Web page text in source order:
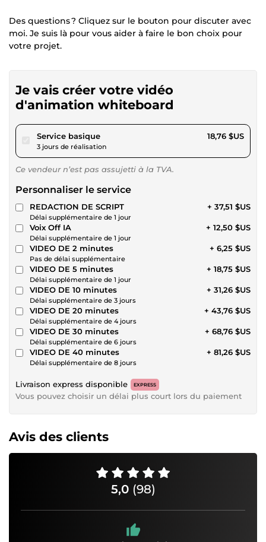
Des questions ? Cliquez sur le bouton pour discuter avec
moi. Je suis là pour vous aider à faire le bon choix pour
votre projet.
Je vais créer votre vidéo
d'animation whiteboard
Service basiquepour 17,28 $US
3 jours de réalisation
18,76 $US
Ce vendeur n’est pas assujetti à la TVA.
Personnaliser le service
REDACTION DE SCRIPT
Délai supplémentaire de 1 jour
+ 37,51 $US
Voix Off IA
Délai supplémentaire de 1 jour
+ 12,50 $US
VIDEO DE 2 minutes
Pas de délai supplémentaire
+ 6,25 $US
VIDEO DE 5 minutes
Délai supplémentaire de 1 jour
+ 18,75 $US
VIDEO DE 10 minutes
Délai supplémentaire de 3 jours
+ 31,26 $US
VIDEO DE 20 minutes
Délai supplémentaire de 4 jours
+ 43,76 $US
VIDEO DE 30 minutes
Délai supplémentaire de 6 jours
+ 68,76 $US
VIDEO DE 40 minutes
Délai supplémentaire de 8 jours
+ 81,26 $US
Livraison express disponible EXPRESS
Vous pouvez choisir un délai plus court lors du paiement
Avis des clients
5,0 (98)